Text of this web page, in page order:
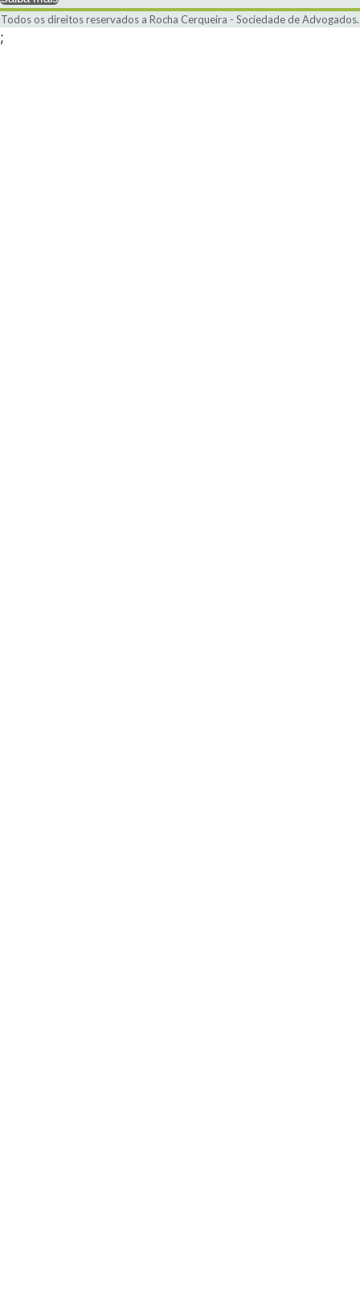
Todos os direitos reservados a Rocha Cerqueira - Sociedade de Advogados.
;